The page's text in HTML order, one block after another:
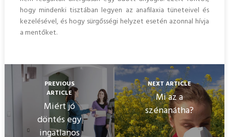
hogy mindenki tisztában legyen az anafilaxia tüneteivel és
kezelésével, és hogy sürgősségi helyzet esetén azonnal hívja
a mentőket.
PREVIOUS
ARTICLE
Miért jó
döntés egy
ingatlanos
NEXT ARTICLE
Mi az a
szénanátha?